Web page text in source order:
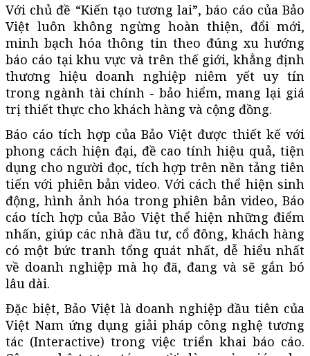
Với chủ đề “Kiến tạo tương lai”, báo cáo của Bảo
Việt luôn không ngừng hoàn thiện, đổi mới,
minh bạch hóa thông tin theo đúng xu hướng
báo cáo tại khu vực và trên thế giới, khẳng định
thương hiệu doanh nghiệp niêm yết uy tín
trong ngành tài chính - bảo hiểm, mang lại giá
trị thiết thực cho khách hàng và cộng đồng.
Báo cáo tích hợp của Bảo Việt được thiết kế với
phong cách hiện đại, đề cao tính hiệu quả, tiện
dụng cho người đọc, tích hợp trên nền tảng tiên
tiến với phiên bản video. Với cách thể hiện sinh
động, hình ảnh hóa trong phiên bản video, Báo
cáo tích hợp của Bảo Việt thể hiện những điểm
nhấn, giúp các nhà đầu tư, cổ đông, khách hàng
có một bức tranh tổng quát nhất, dễ hiểu nhất
về doanh nghiệp mà họ đã, đang và sẽ gắn bó
lâu dài.
Đặc biệt, Bảo Việt là doanh nghiệp đầu tiên của
Việt Nam ứng dụng giải pháp công nghệ tương
tác (Interactive) trong việc triển khai báo cáo.